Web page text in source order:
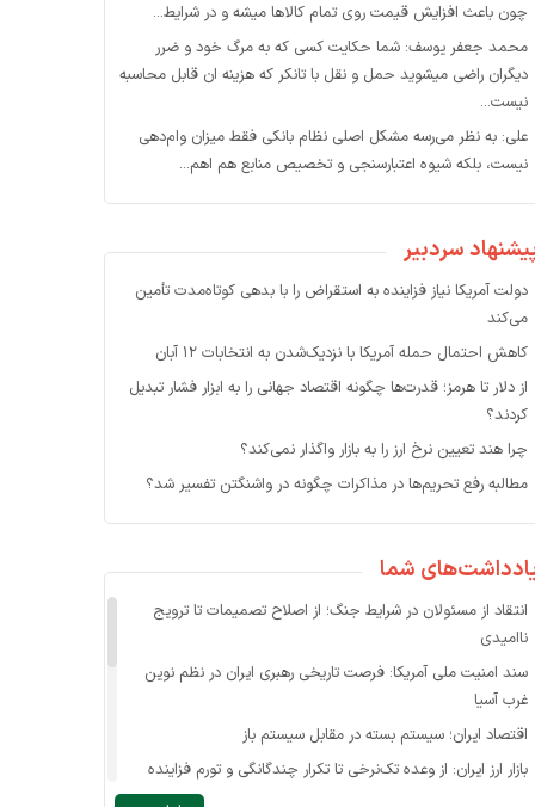
چون باعث افزایش قیمت روی تمام کالاها میشه و در شرایط...
محمد جعفر یوسف: شما حکایت کسی که به مرگ خود و ضرر
دیگران راضی میشوید حمل و نقل با تانکر که هزینه ان قابل محاسبه
نیست...
علی: به نظر می‌رسه مشکل اصلی نظام بانکی فقط میزان وام‌دهی
نیست، بلکه شیوه اعتبارسنجی و تخصیص منابع هم اهم...
سردبیر
دولت آمریکا نیاز فزاینده به استقراض را با بدهی کوتاه‌مدت تأمین
می‌کند
کاهش احتمال حمله آمریکا با نزدیک‌شدن به انتخابات ۱۲ آبان
از دلار تا هرمز؛ قدرت‌ها چگونه اقتصاد جهانی را به ابزار فشار تبدیل
کردند؟
چرا هند تعیین نرخ ارز را به بازار واگذار نمی‌کند؟
مطالبه رفع تحریم‌ها در مذاکرات چگونه در واشنگتن تفسیر شد؟
شما
انتقاد از مسئولان در شرایط جنگ؛ از اصلاح تصمیمات تا ترویج
ناامیدی
سند امنیت ملی آمریکا: فرصت تاریخی رهبری ایران در نظم نوین
غرب آسیا
اقتصاد ایران؛ سیستم بسته در مقابل سیستم باز
بازار ارز ایران: از وعده تک‌نرخی تا تکرار چندگانگی و تورم فزاینده